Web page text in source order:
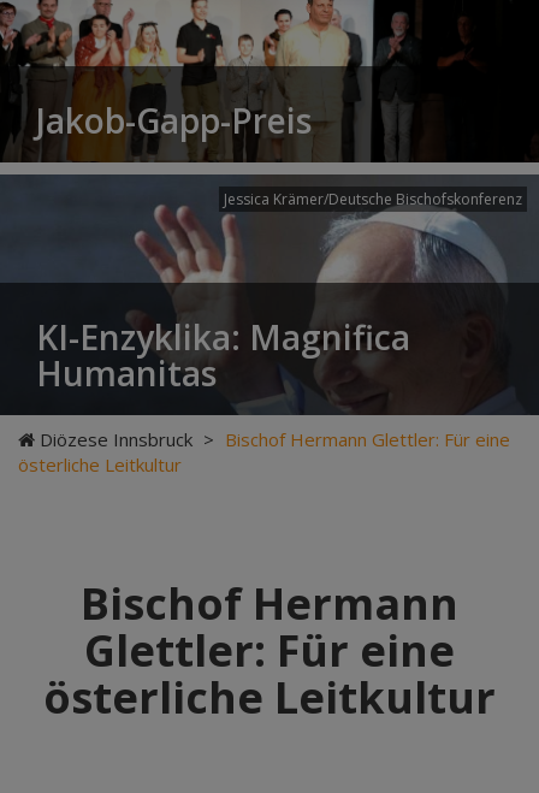
Jakob-Gapp-Preis
Jessica Krämer/Deutsche Bischofskonferenz
KI-Enzyklika: Magnifica
Humanitas
Diözese Innsbruck > Bischof Hermann Glettler: Für eine
österliche Leitkultur
Bischof Hermann
Glettler: Für eine
österliche Leitkultur